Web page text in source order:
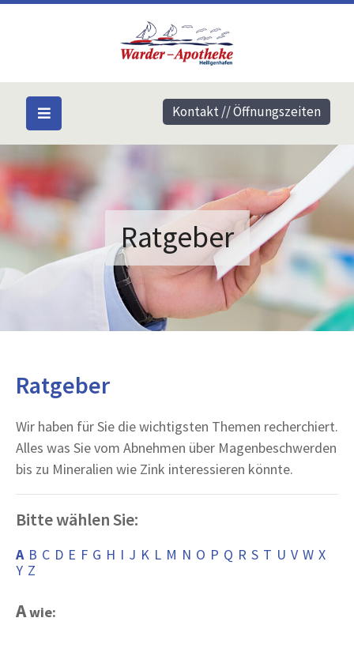
Ratgeber
Ratgeber
Wir haben für Sie die wichtigsten Themen recherchiert.
Alles was Sie vom Abnehmen über Magenbeschwerden
bis zu Mineralien wie Zink interessieren könnte.
Bitte wählen Sie:
A B C D E F G H I J K L M N O P Q R S T U V W X
Y Z
Awie:
Kontakt // Öffnungszeiten